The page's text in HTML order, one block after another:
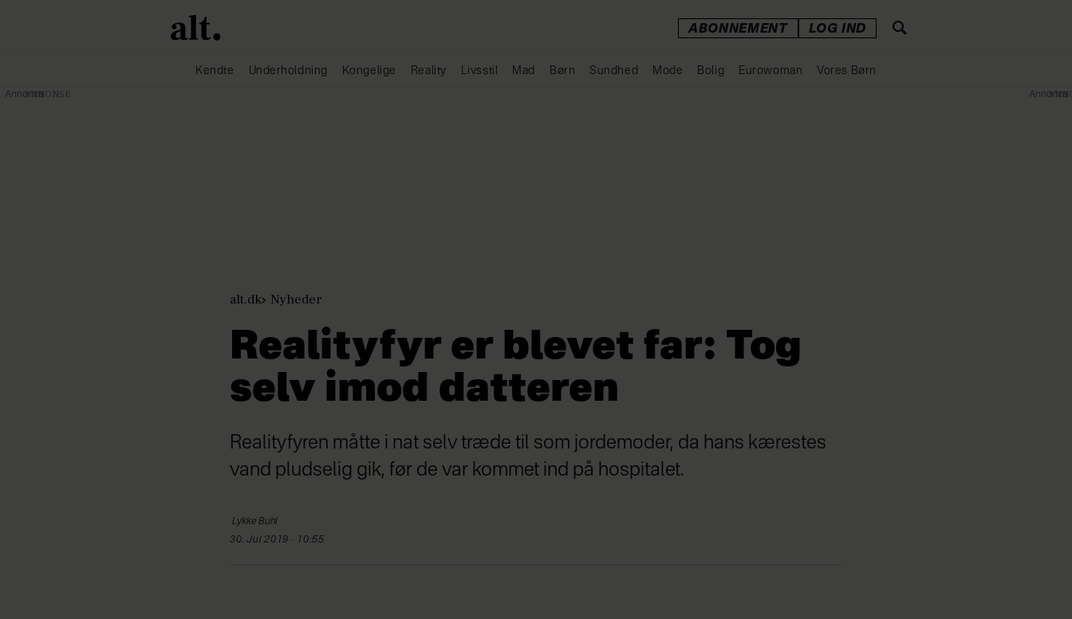
ABONNEMENT LOG IND
Kendte Underholdning Kongelige Reality Livsstil Mad Børn Sundhed Mode Bolig Eurowoman Vores Børn
alt.dk Nyheder
Realityfyr er blevet far: Tog
selv imod datteren
Realityfyren måtte i nat selv træde til som jordemoder, da hans kærestes
vand pludselig gik, før de var kommet ind på hospitalet.
Lykke Buhl
30. Jul 2019 - 10:55
Annonce Annonce